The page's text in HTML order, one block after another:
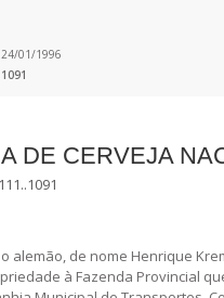
01/1996
DE CERVEJA
alemão, de nome Henrique
à Fazenda Provincial